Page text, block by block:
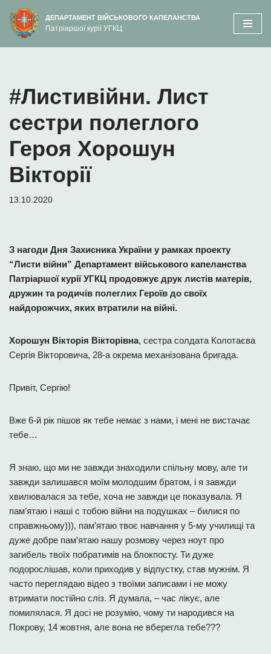
вмісту
Перейти
до
ДЕПАРТАМЕНТ ВІЙСЬКОВОГО КАПЕЛАНСТВА
Патріаршої курії УГКЦ
#Листивійни. Лист
сестри полеглого
Героя Хорошун
Вікторії
13.10.2020
З нагоди Дня Захисника України у рамках проекту
“Листи війни” Департамент військового капеланства
Патріаршої курії УГКЦ продовжує друк листів матерів,
дружин та родичів полеглих Героїв до своїх
найдорожчих, яких втратили на війні.
Хорошун Вікторія Вікторівна, сестра солдата Колотаєва
Сергія Вікторовича, 28-а окрема механізована бригада.
Привіт, Сергію!
Вже 6-й рік пішов як тебе немає з нами, і мені не вистачає
тебе…
Я знаю, що ми не завжди знаходили спільну мову, але ти
завжди залишався моїм молодшим братом, і я завжди
хвилювалася за тебе, хоча не завжди це показувала. Я
пам’ятаю і наші с тобою війни на подушках – билися по
справжньому))), пам’ятаю твоє навчання у 5-му училищі та
дуже добре пам’ятаю нашу розмову через ноут про
загибель твоїх побратимів на блокпосту. Ти дуже
подорослішав, коли приходив у відпустку, став мужнім. Я
часто переглядаю відео з твоїми записами і не можу
втримати постійно сліз. Я думала, – час лікує, але
помилялася. Я досі не розумію, чому ти народився на
Покрову, 14 жовтня, але вона не вберегла тебе???